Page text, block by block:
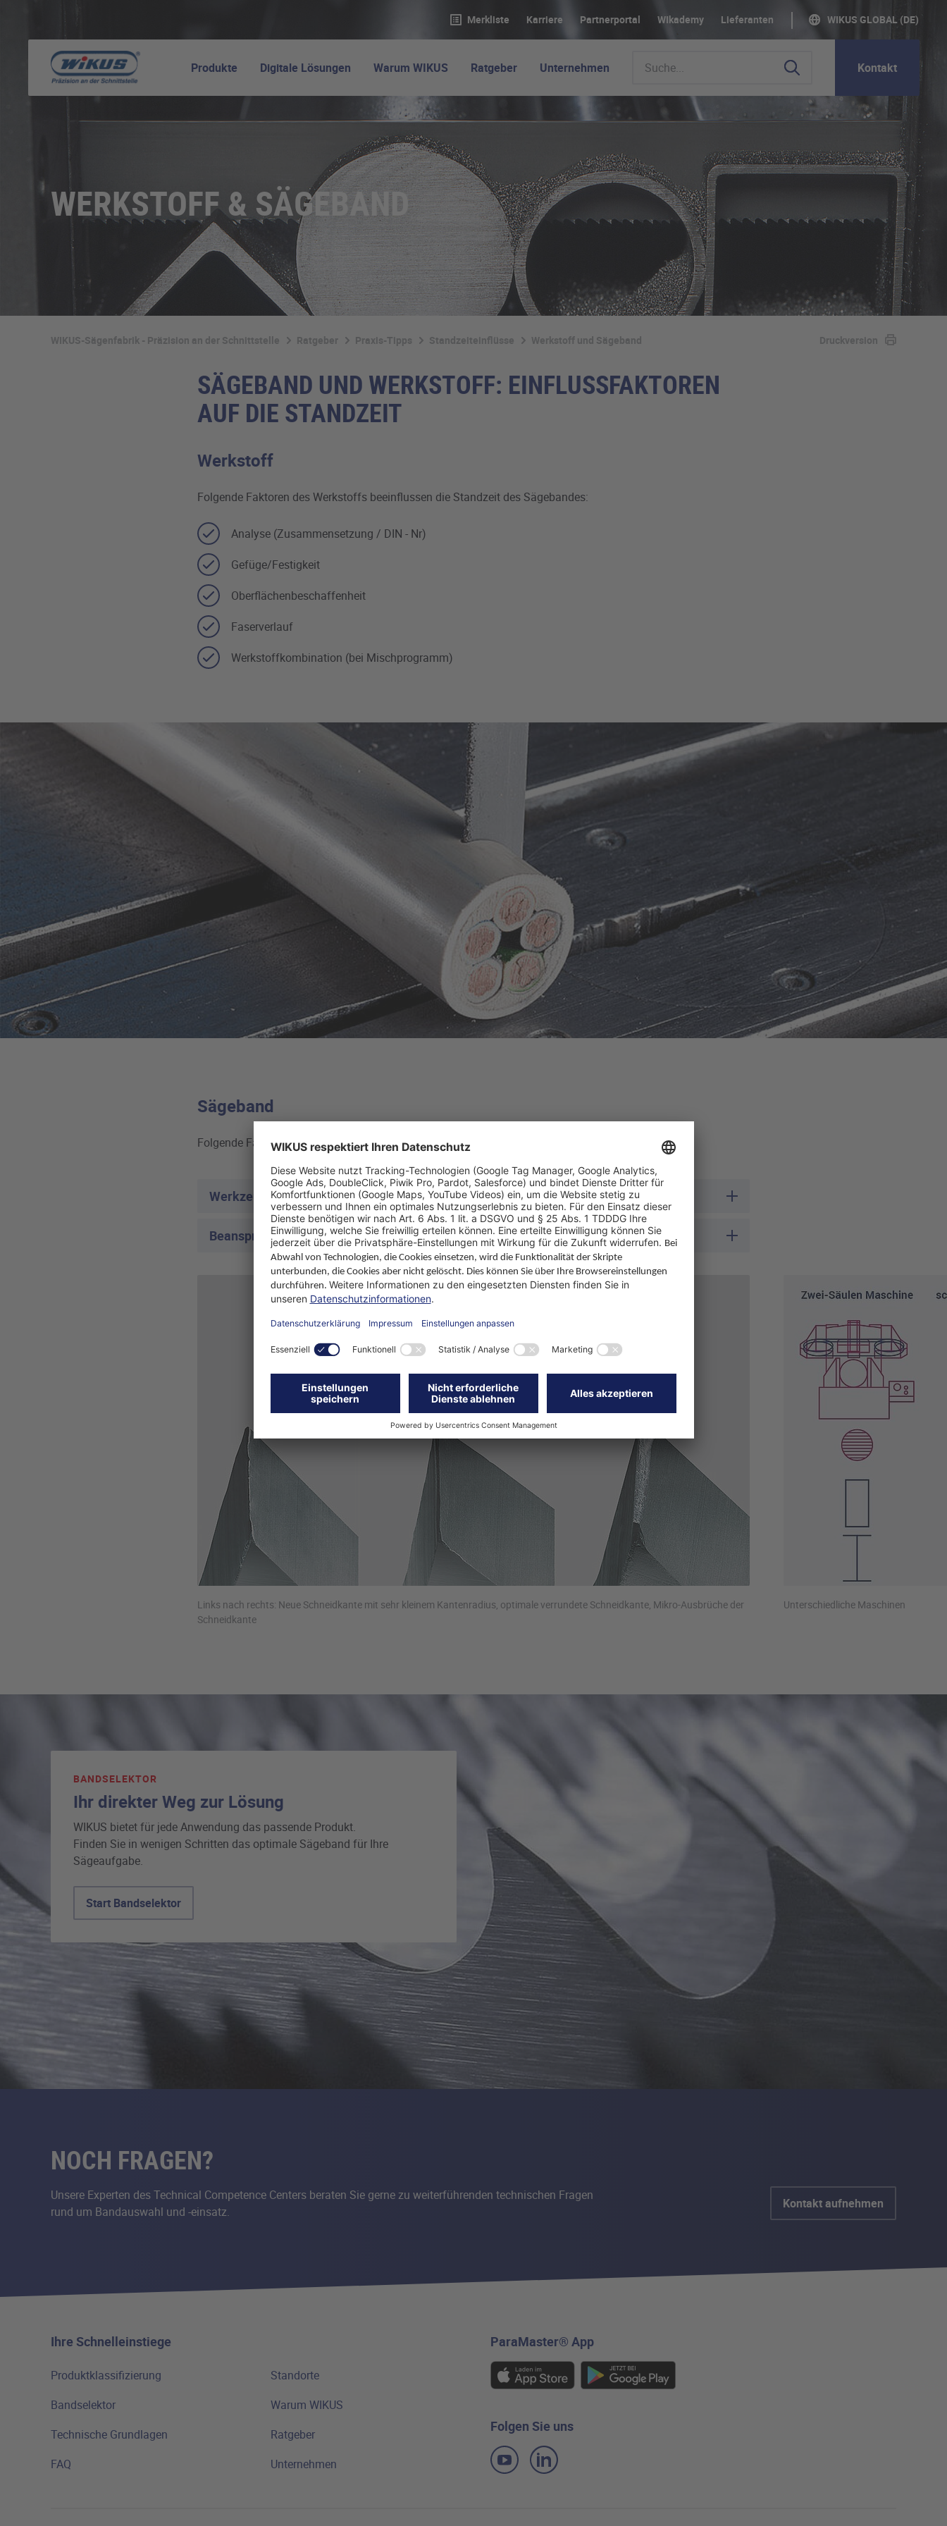
Merkliste Karriere Partnerportal WIkademy Lieferanten WIKUS GLOBAL (DE)
Produkte Digitale Lösungen Warum WIKUS Ratgeber Unternehmen Kontakt
WERKSTOFF & SÄGEBAND
WIKUS-Sägenfabrik - Präzision an der Schnittstelle Ratgeber Praxis-Tipps Standzeiteinflüsse Werkstoff und Sägeband Druckversion
SÄGEBAND UND WERKSTOFF: EINFLUSSFAKTOREN
AUF DIE STANDZEIT
Werkstoff
Folgende Faktoren des Werkstoffs beeinflussen die Standzeit des Sägebandes:
Analyse (Zusammensetzung / DIN - Nr)
Gefüge/Festigkeit
Oberflächenbeschaffenheit
Faserverlauf
Werkstoffkombination (bei Mischprogramm)
Sägeband
Folgende Faktoren des Sägebandes beeinflussen die Standzeit des Sägebandes:
Werkzeugauswahl
Beanspruchung eines Sägebandes
Links nach rechts: Neue Schneidkante mit sehr kleinem Kantenradius, optimale verrundete Schneidkante, Mikro-Ausbrüche der
Schneidkante
Unterschiedliche Maschinen
BANDSELEKTOR
Ihr direkter Weg zur Lösung
WIKUS bietet für jede Anwendung das passende Produkt.
Finden Sie in wenigen Schritten das optimale Sägeband für Ihre
Sägeaufgabe.
Start Bandselektor
NOCH FRAGEN?
Unsere Experten des Technical Competence Centers beraten Sie gerne zu weiterführenden technischen Fragen
rund um Bandauswahl und -einsatz.
Kontakt aufnehmen
Ihre Schnelleinstiege
Produktklassifizierung
Bandselektor
Technische Grundlagen
FAQ
Standorte
Warum WIKUS
Ratgeber
Unternehmen
ParaMaster® App
Folgen Sie uns